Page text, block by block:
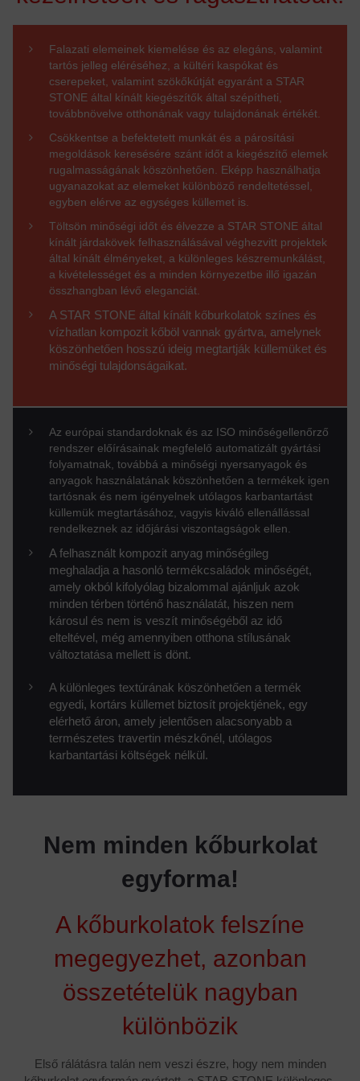
Falazati elemeinek kiemelése és az elegáns, valamint
tartós jelleg eléréséhez, a kültéri kaspókat és
cserepeket, valamint szökőkútját egyaránt a STAR
STONE által kínált kiegészítők által szépítheti,
továbbnövelve otthonának vagy tulajdonának értékét.
Csökkentse a befektetett munkát és a párosítási
megoldások keresésére szánt időt a kiegészítő elemek
rugalmasságának köszönhetően. Eképp használhatja
ugyanazokat az elemeket különböző rendeltetéssel,
egyben elérve az egységes küllemet is.
Töltsön minőségi időt és élvezze a STAR STONE által
kínált járdakövek felhasználásával véghezvitt projektek
által kínált élményeket, a különleges készremunkálást,
a kivételességet és a minden környezetbe illő igazán
összhangban lévő eleganciát.
A STAR STONE által kínált kőburkolatok színes és
vízhatlan kompozit kőböl vannak gyártva, amelynek
köszönhetően hosszú ideig megtartják küllemüket és
minőségi tulajdonságaikat.
Az európai standardoknak és az ISO minőségellenőrző
rendszer előírásainak megfelelő automatizált gyártási
folyamatnak, továbbá a minőségi nyersanyagok és
anyagok használatának köszönhetően a termékek igen
tartósnak és nem igényelnek utólagos karbantartást
küllemük megtartásához, vagyis kiváló ellenállással
rendelkeznek az időjárási viszontagságok ellen.
A felhasznált kompozit anyag minőségileg
meghaladja a hasonló termékcsaládok minőségét,
amely okból kifolyólag bizalommal ajánljuk azok
minden térben történő használatát, hiszen nem
károsul és nem is veszít minőségéből az idő
elteltével, még amennyiben otthona stílusának
változtatása mellett is dönt.
A különleges textúrának köszönhetően a termék
egyedi, kortárs küllemet biztosít projektjének, egy
elérhető áron, amely jelentősen alacsonyabb a
természetes travertin mészkőnél, utólagos
karbantartási költségek nélkül.
Nem minden kőburkolat
egyforma!
A kőburkolatok felszíne
megegyezhet, azonban
összetételük nagyban
különbözik
Első rálátásra talán nem veszi észre, hogy nem minden
kőburkolat egyformán gyártott, a STAR STONE különleges.